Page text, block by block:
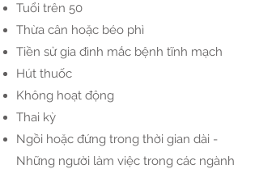
Tuổi trên 50
Thừa cân hoặc béo phì
Tiền sử gia đình mắc bệnh tĩnh mạch
Hút thuốc
Không hoạt động
Thai kỳ
Ngồi hoặc đứng trong thời gian dài -
Những người làm việc trong các ngành